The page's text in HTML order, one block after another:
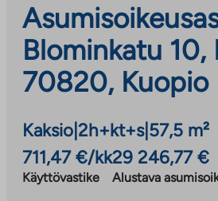
Blominkatu 10,
70820, Kuopio
Kaksio 2h+kt+s| 57,5 m²
711,47 €/kk
Käyttövastike
29 246,77 €
Alustava